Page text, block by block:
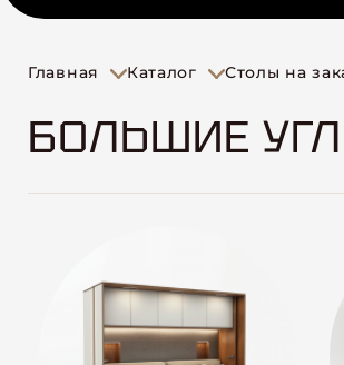
Главная Каталог Столы на
БОЛЬШИЕ